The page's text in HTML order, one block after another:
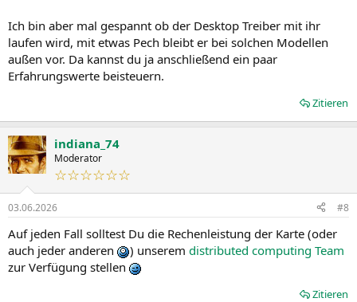
Ich bin aber mal gespannt ob der Desktop Treiber mit ihr
laufen wird, mit etwas Pech bleibt er bei solchen Modellen
außen vor. Da kannst du ja anschließend ein paar
Erfahrungswerte beisteuern.
Zitieren
indiana_74
Moderator
☆☆☆☆☆☆
03.06.2026 #8
Auf jeden Fall solltest Du die Rechenleistung der Karte (oder
auch jeder anderen
) unserem distributed computing Team
zur Verfügung stellen
Zitieren